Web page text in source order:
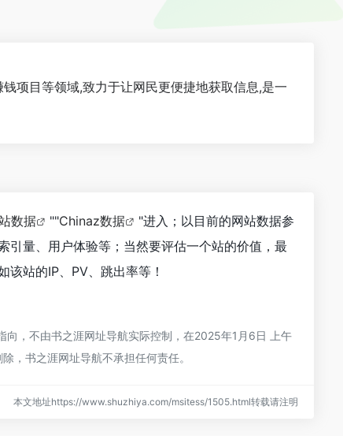
项目等领域,致力于让网民更便捷地获取信息,是一
数据 ""Chinaz数据
"进入；以目前的网站数据参
引量、用户体验等；当然要评估一个站的价值，最
站的IP、PV、跳出率等！
，不由书之涯网址导航实际控制，在2025年1月6日 上午
，书之涯网址导航不承担任何责任。
本文地址https://www.shuzhiya.com/msitess/1505.html转载请注明